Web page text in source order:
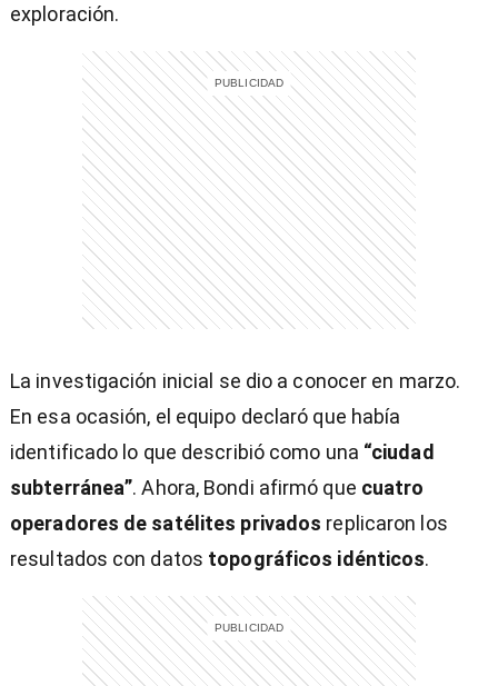
exploración.
La investigación inicial se dio a conocer en marzo.
En esa ocasión, el equipo declaró que había
identificado lo que describió como una “ciudad
subterránea”. Ahora, Bondi afirmó que cuatro
operadores de satélites privados replicaron los
resultados con datos topográficos idénticos.